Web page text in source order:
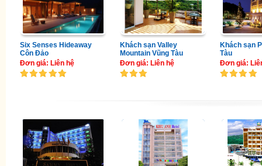
Six Senses Hideaway
Côn Đảo
Đơn giá: Liên hệ
Khách sạn Valley
Mountain Vũng Tàu
Đơn giá: Liên hệ
Khách sạn
Tàu
Đơn giá: